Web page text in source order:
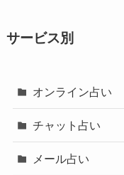
サービス別
オンライン占い
チャット占い
メール占い